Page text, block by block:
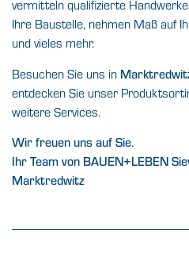
vermitteln qualifizierte
Ihre Baustelle, nehmen Maß auf
und vieles mehr.
Besuchen Sie uns in
entdecken Sie unser
weitere Services.
Wir freuen uns auf Sie.
Ihr Team von BAUEN+LEBEN
Marktredwitz